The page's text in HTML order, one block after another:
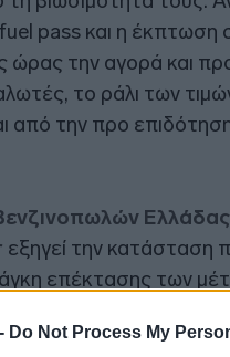
Do Not Process My
pass και η έκπτωση
ώρας την αγορά και
το ράλι των
από την προ
εξηγεί την κατάσταση
επέκτασης των